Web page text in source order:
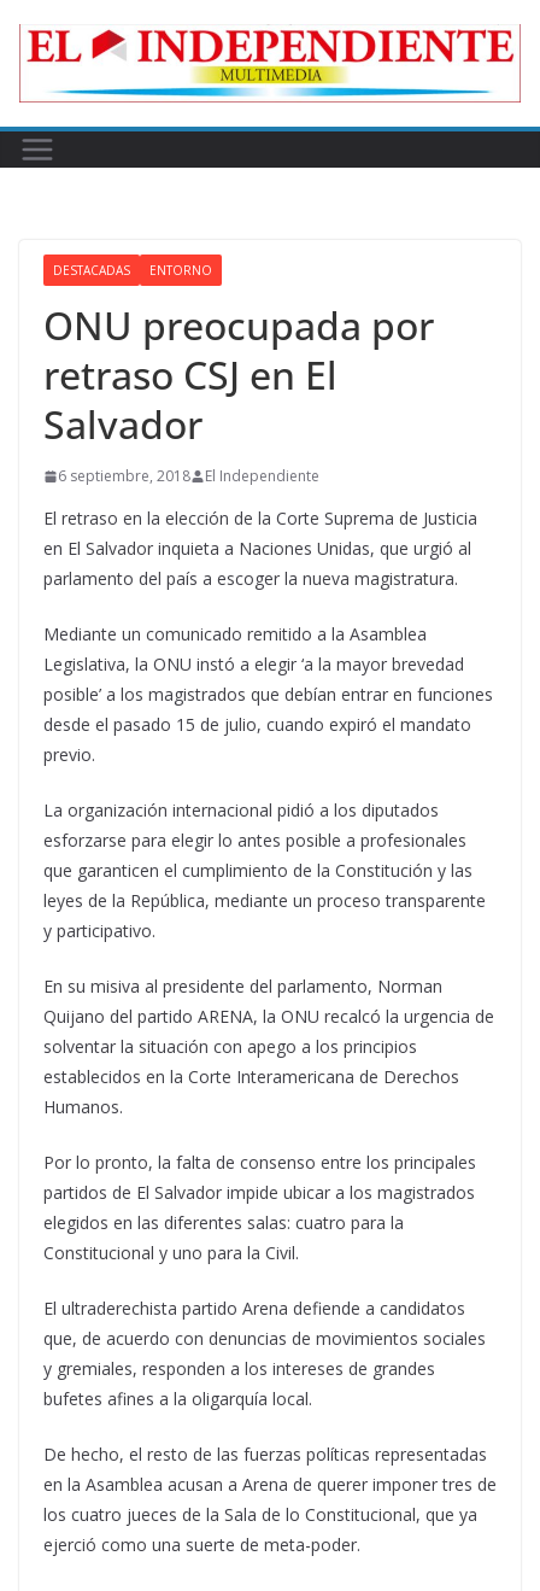
DESTACADAS ENTORNO
ONU preocupada por
retraso CSJ en El
Salvador
6 septiembre, 2018 El Independiente
El retraso en la elección de la Corte Suprema de Justicia
en El Salvador inquieta a Naciones Unidas, que urgió al
parlamento del país a escoger la nueva magistratura.
Mediante un comunicado remitido a la Asamblea
Legislativa, la ONU instó a elegir ‘a la mayor brevedad
posible’ a los magistrados que debían entrar en funciones
desde el pasado 15 de julio, cuando expiró el mandato
previo.
La organización internacional pidió a los diputados
esforzarse para elegir lo antes posible a profesionales
que garanticen el cumplimiento de la Constitución y las
leyes de la República, mediante un proceso transparente
y participativo.
En su misiva al presidente del parlamento, Norman
Quijano del partido ARENA, la ONU recalcó la urgencia de
solventar la situación con apego a los principios
establecidos en la Corte Interamericana de Derechos
Humanos.
Por lo pronto, la falta de consenso entre los principales
partidos de El Salvador impide ubicar a los magistrados
elegidos en las diferentes salas: cuatro para la
Constitucional y uno para la Civil.
El ultraderechista partido Arena defiende a candidatos
que, de acuerdo con denuncias de movimientos sociales
y gremiales, responden a los intereses de grandes
bufetes afines a la oligarquía local.
De hecho, el resto de las fuerzas políticas representadas
en la Asamblea acusan a Arena de querer imponer tres de
los cuatro jueces de la Sala de lo Constitucional, que ya
ejerció como una suerte de meta-poder.